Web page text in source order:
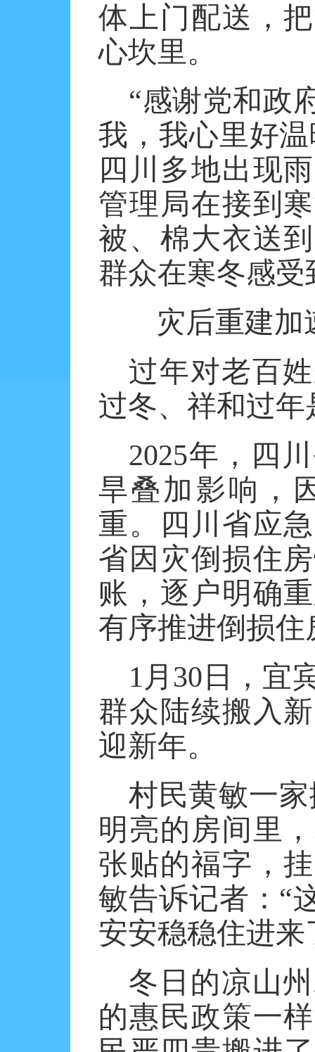
体上门配送，
心坎里。
“感谢党和政
我，我心里好
四川多地出现
管理局在接到
被、棉大衣送
群众在寒冬感
灾后重建
过年对老百
过冬、祥和过
2025年，四
旱叠加影响，
重。四川省应
省因灾倒损住
账，逐户明确
有序推进倒损
1月30日，宜
群众陆续搬入
迎新年。
村民黄敏一
明亮的房间里
张贴的福字，
敏告诉记者：“
安安稳稳住进
冬日的凉山
的惠民政策一